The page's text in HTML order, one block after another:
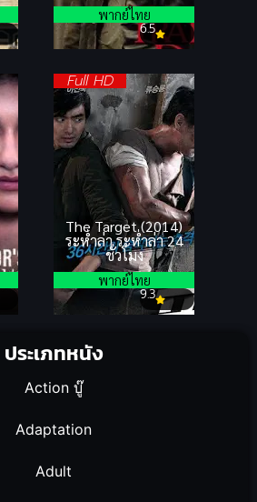
ประเภทหนัง
Action บู๊
Adaptation
Adult
6.5
พากย์ไทย
Full HD
The Target (2014)
ระห่ำล่า ระห่ำล่า 24
ชั่วโมง
9.3
พากย์ไทย